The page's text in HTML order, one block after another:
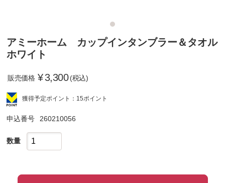
アミーホーム カップインタンブラー＆タオル
ホワイト
販売価格 ¥3,300 (税込)
獲得予定ポイント：15ポイント
申込番号 260210056
数量